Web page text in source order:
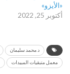
«الأيزو»
أكتوبر 25, 2022
د محمد سليمان
معمل متبقيات المبيدات